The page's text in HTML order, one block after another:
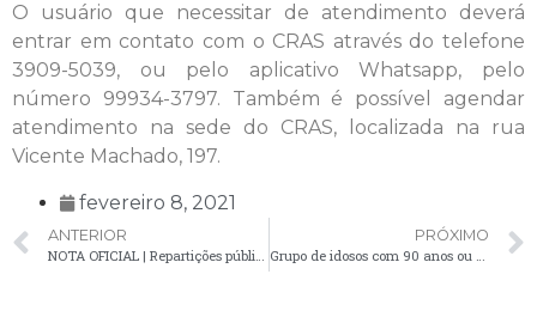
O usuário que necessitar de atendimento deverá
entrar em contato com o CRAS através do telefone
3909-5039, ou pelo aplicativo Whatsapp, pelo
número 99934-3797. Também é possível agendar
atendimento na sede do CRAS, localizada na rua
Vicente Machado, 197.
fevereiro 8, 2021
ANTERIOR
PRÓXIMO